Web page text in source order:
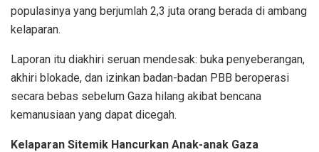
populasinya yang berjumlah 2,3 juta orang berada di ambang
kelaparan.
Laporan itu diakhiri seruan mendesak: buka penyeberangan,
akhiri blokade, dan izinkan badan-badan PBB beroperasi
secara bebas sebelum Gaza hilang akibat bencana
kemanusiaan yang dapat dicegah.
Kelaparan Sitemik Hancurkan Anak-anak Gaza